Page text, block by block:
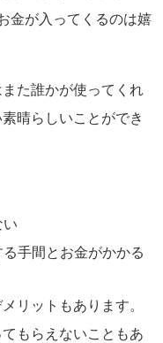
金が入ってくるのは嬉
た誰かが使ってくれ
晴らしいことができ
い
手間とお金がかかる
リットもあります。
もらえないこともあ